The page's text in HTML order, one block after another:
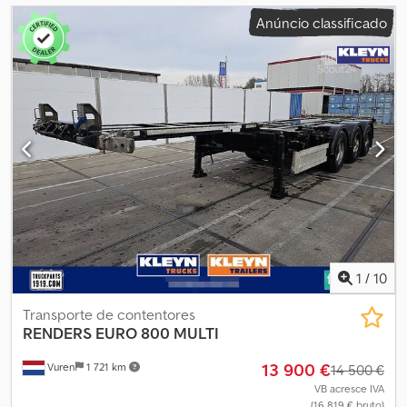
Anúncio classificado
1 / 10
Vuren 1 721 km
Transporte de contentores
RENDERS EURO 800 MULTI
13 900 €14 500 €
VB acresce IVA